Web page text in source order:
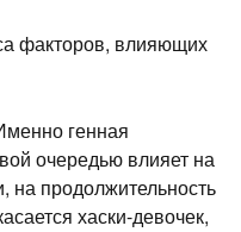
факторов, влияющих
генная
очередью влияет на
на продолжительность
хаски-девочек,